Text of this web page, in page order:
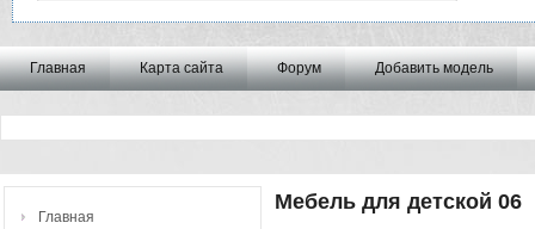
Главная Карта сайта Форум Добавить модель
Главная
Мебель для детской 06